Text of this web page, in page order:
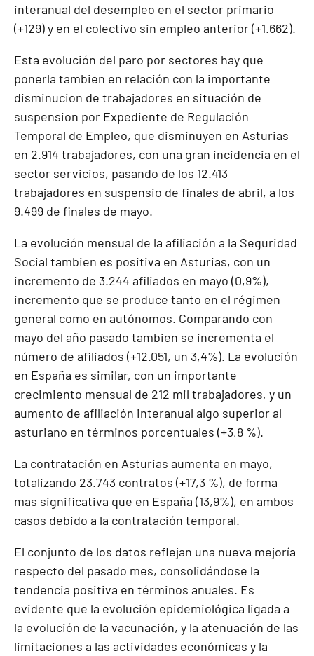
interanual del desempleo en el sector primario
(+129) y en el colectivo sin empleo anterior (+1.662).
Esta evolución del paro por sectores hay que
ponerla tambien en relación con la importante
disminucion de trabajadores en situación de
suspension por Expediente de Regulación
Temporal de Empleo, que disminuyen en Asturias
en 2.914 trabajadores, con una gran incidencia en el
sector servicios, pasando de los 12.413
trabajadores en suspensio de finales de abril, a los
9.499 de finales de mayo.
La evolución mensual de la afiliación a la Seguridad
Social tambien es positiva en Asturias, con un
incremento de 3.244 afiliados en mayo (0,9%),
incremento que se produce tanto en el régimen
general como en autónomos. Comparando con
mayo del año pasado tambien se incrementa el
número de afiliados (+12.051, un 3,4%). La evolución
en España es similar, con un importante
crecimiento mensual de 212 mil trabajadores, y un
aumento de afiliación interanual algo superior al
asturiano en términos porcentuales (+3,8 %).
La contratación en Asturias aumenta en mayo,
totalizando 23.743 contratos (+17,3 %), de forma
mas significativa que en España (13,9%), en ambos
casos debido a la contratación temporal.
El conjunto de los datos reflejan una nueva mejoría
respecto del pasado mes, consolidándose la
tendencia positiva en términos anuales. Es
evidente que la evolución epidemiológica ligada a
la evolución de la vacunación, y la atenuación de las
limitaciones a las actividades económicas y la